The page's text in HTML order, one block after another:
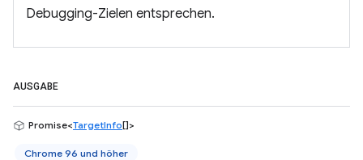
Debugging-Zielen entsprechen.
AUSGABE
Promise<TargetInfo[]>
Chrome 96 und höher